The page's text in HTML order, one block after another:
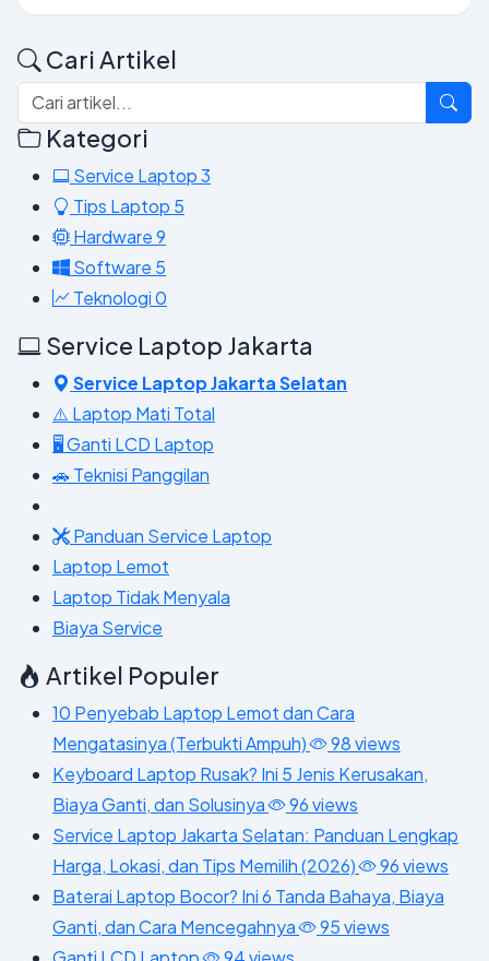
Cari Artikel
Kategori
Service Laptop3
Tips Laptop 5
Hardware9
Software 5
Teknologi0
Service Laptop Jakarta
Service Laptop Jakarta Selatan
⚠️ Laptop Mati Total
🖥️ Ganti LCD Laptop
🚗 Teknisi Panggilan
Panduan Service Laptop
Laptop Lemot
Laptop Tidak Menyala
Biaya Service
Artikel Populer
10 Penyebab Laptop Lemot dan Cara
Mengatasinya (Terbukti Ampuh)
98 views
Keyboard Laptop Rusak? Ini 5 Jenis Kerusakan,
Biaya Ganti, dan Solusinya
96 views
Service Laptop Jakarta Selatan: Panduan Lengkap
Harga, Lokasi, dan Tips Memilih (2026)
96 views
Baterai Laptop Bocor? Ini 6 Tanda Bahaya, Biaya
Ganti, dan Cara Mencegahnya
95 views